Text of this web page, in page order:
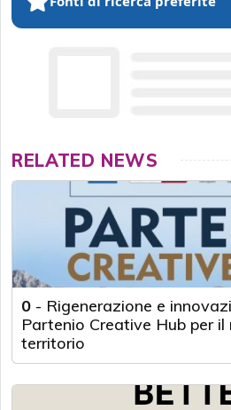
RELATED NEWS
0 - Rigenerazione e
Partenio Creative Hub per il
territorio